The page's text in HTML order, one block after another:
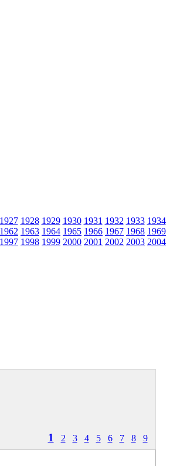
1927 1928 1929 1930 1931 1932 1933 1934
1962 1963 1964 1965 1966 1967 1968 1969
1997 1998 1999 2000 2001 2002 2003 2004
1 2 3 4 5 6 7 8 9